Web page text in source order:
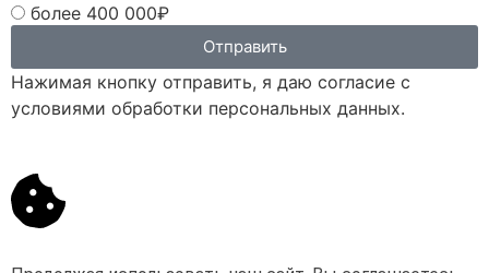
более 400 000₽
Отправить
Нажимая кнопку отправить, я даю согласие с
условиями обработки персональных данных.